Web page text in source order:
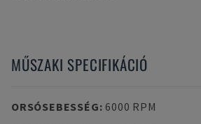
MŰSZAKI SPECIFIKÁCIÓ
ORSÓSEBESSÉG: 6000 RPM